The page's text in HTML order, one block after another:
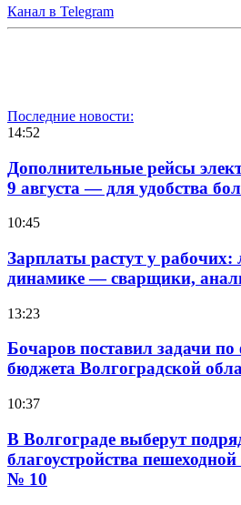
Канал в Telegram
Последние новости:
14:52
Дополнительные рейсы
9 августа — для удобства
10:45
Зарплаты растут у рабочих:
динамике — сварщики,
13:23
Бочаров поставил задачи
бюджета Волгоградской
10:37
В Волгограде выберут
благоустройства
№ 10